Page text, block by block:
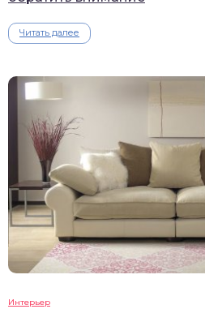
Читать далее
Интерьер